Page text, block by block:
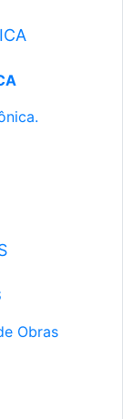
Obras